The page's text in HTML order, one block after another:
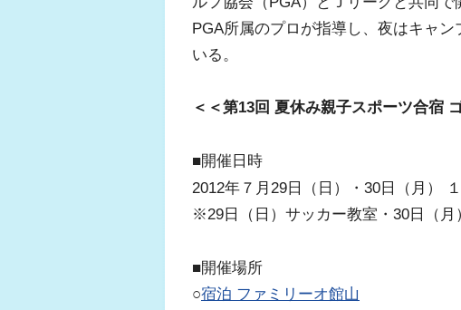
PGA所属のプロが指導し、夜はキャ
いる。
＜＜第13回 夏休み親子スポーツ合宿
■開催日時
2012年７月29日（日）・30日（月）
※29日（日）サッカー教室・30日（月
■開催場所
○宿泊 ファミリーオ館山